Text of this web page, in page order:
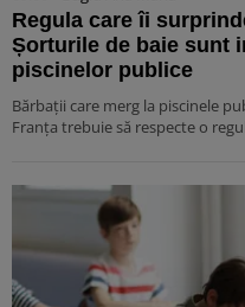
Regula care îi
Șorturile de baie sunt
piscinelor publice
Bărbații care merg la piscinele
Franța trebuie să respecte o